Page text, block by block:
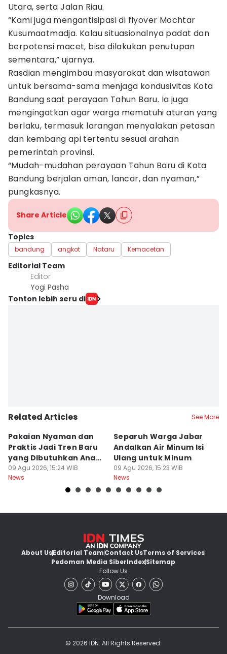
Utara, serta Jalan Riau.
“Kami juga mengantisipasi di flyover Mochtar
Kusumaatmadja. Kalau situasionalnya padat dan
berpotensi macet, bisa dilakukan penutupan
sementara,” ujarnya.
Rasdian mengimbau masyarakat dan wisatawan
untuk bersama-sama menjaga kondusivitas Kota
Bandung saat perayaan Tahun Baru. Ia juga
mengingatkan agar warga mematuhi aturan yang
berlaku, termasuk larangan menyalakan petasan
dan kembang api tertentu sesuai arahan
pemerintah provinsi.
“Mudah-mudahan perayaan Tahun Baru di Kota
Bandung berjalan aman, lancar, dan nyaman,”
pungkasnya.
Share Article
Topics
bandung angkot Nataru Kemacetan
Editorial Team
Editor
Yogi Pasha
Tonton lebih seru di
Related Articles See More
Pakaian Nyaman dan
Praktis Jadi Tren Baru
yang Dibutuhkan Anak
Muda
09 Agu 2026, 15:24 WIB
News
Separuh Warga Jabar
Andalkan Air Minum Isi
Ulang untuk Minum
09 Agu 2026, 15:23 WIB
News
About UsEditorial TeamContact UsTerms of Services
Pedoman Media SiberIndexSitemap
Follow Us
Download
© 2026 IDN. All Rights Reserved.